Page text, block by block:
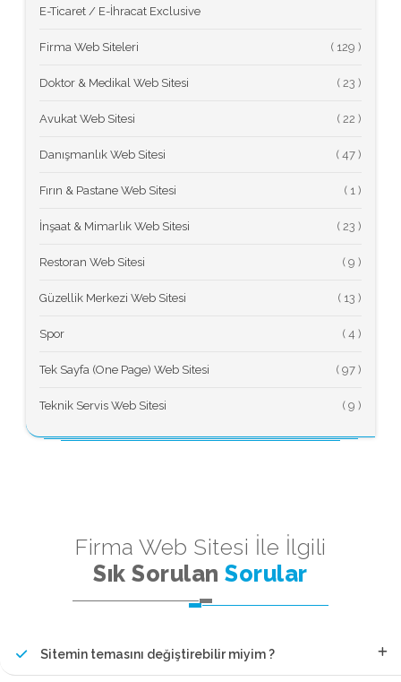
E-Ticaret / E-İhracat Exclusive
Firma Web Siteleri (
Doktor & Medikal Web Sitesi (
Avukat Web Sitesi (
Danışmanlık Web Sitesi (
Fırın & Pastane Web Sitesi (
İnşaat & Mimarlık Web Sitesi (
Restoran Web Sitesi (
Güzellik Merkezi Web Sitesi (
Spor (
Tek Sayfa (One Page) Web Sitesi (
Teknik Servis Web Sitesi (
Firma Web Sitesi İle İlgili
Sık SorulanSorular
Sitemin temasını değiştirebilir miyim ?